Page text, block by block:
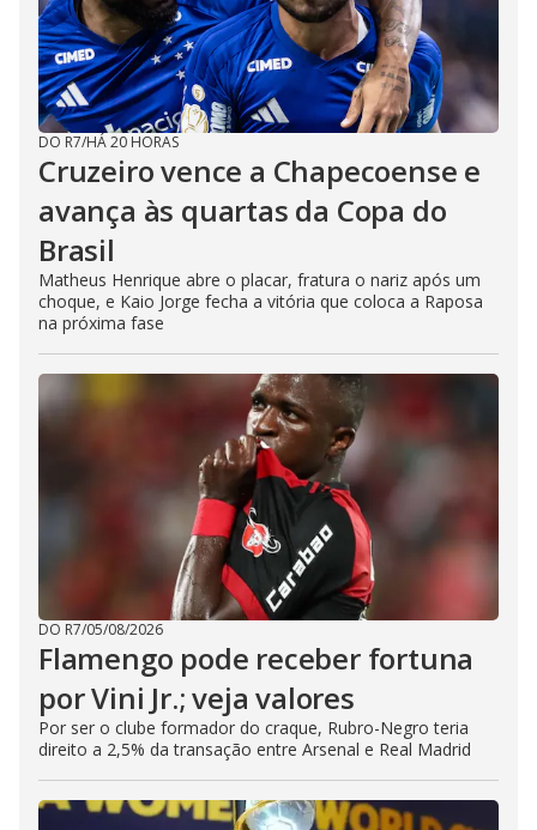
DO R7/HÁ 20 HORAS
Cruzeiro vence a Chapecoense e
avança às quartas da Copa do
Brasil
Matheus Henrique abre o placar, fratura o nariz após um
choque, e Kaio Jorge fecha a vitória que coloca a Raposa
na próxima fase
DO R7/05/08/2026
Flamengo pode receber fortuna
por Vini Jr.; veja valores
Por ser o clube formador do craque, Rubro-Negro teria
direito a 2,5% da transação entre Arsenal e Real Madrid